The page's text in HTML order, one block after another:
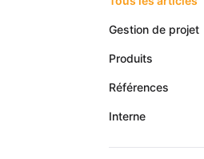
Gestion de projet
Produits
Références
Interne